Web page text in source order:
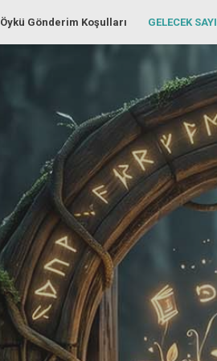
Öykü Gönderim Koşulları GELECEK SAYI